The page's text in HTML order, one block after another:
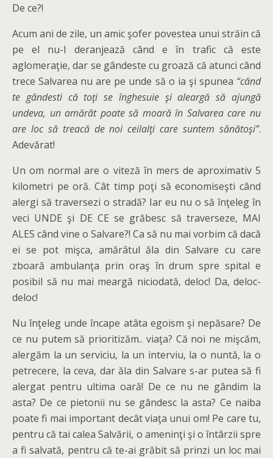
De ce?!
Acum ani de zile, un amic şofer povestea unui străin că
pe el nu-l deranjează când e în trafic că este
aglomeraţie, dar se gândeste cu groază că atunci când
trece Salvarea nu are pe unde să o ia şi spunea “când
te gândesti că toţi se înghesuie şi aleargă să ajungă
undeva, un amărât poate să moară în Salvarea care nu
are loc să treacă de noi ceilalţi care suntem sănătoşi”.
Adevărat!
Un om normal are o viteză în mers de aproximativ 5
kilometri pe oră. Cât timp poţi să economiseşti când
alergi să traversezi o stradă? Iar eu nu o să înţeleg în
veci UNDE şi DE CE se grăbesc să traverseze, MAI
ALES când vine o Salvare?! Ca să nu mai vorbim că dacă
ei se pot mişca, amărâtul ăla din Salvare cu care
zboară ambulanţa prin oraş în drum spre spital e
posibil să nu mai meargă niciodată, deloc! Da, deloc-
deloc!
Nu înţeleg unde încape atâta egoism şi nepăsare? De
ce nu putem să prioritizăm.. viaţa? Că noi ne mişcăm,
alergăm la un serviciu, la un interviu, la o nuntă, la o
petrecere, la ceva, dar ăla din Salvare s-ar putea să fi
alergat pentru ultima oară! De ce nu ne gândim la
asta? De ce pietonii nu se gândesc la asta? Ce naiba
poate fi mai important decât viaţa unui om! Pe care tu,
pentru că tai calea Salvării, o ameninţi şi o întârzii spre
a fi salvată, pentru că te-ai grăbit să prinzi un loc mai